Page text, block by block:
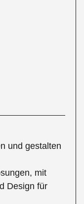
und gestalten
mit
Design für